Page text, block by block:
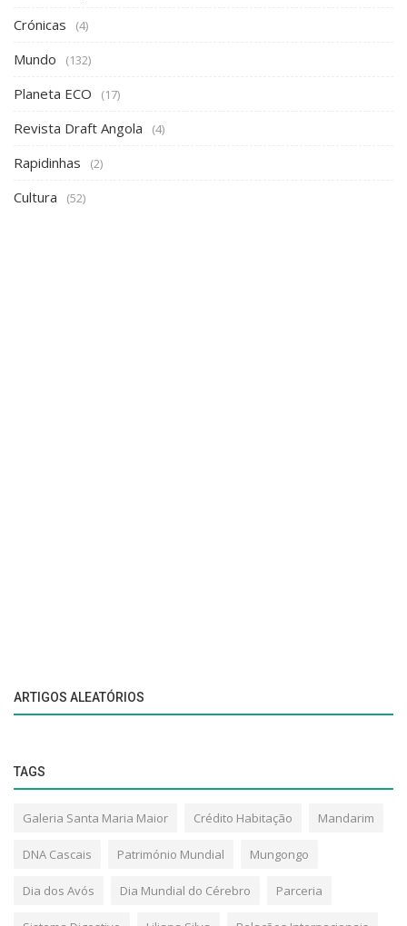
Crónicas (4)
Mundo (132)
Planeta ECO (17)
Revista Draft Angola (4)
Rapidinhas (2)
Cultura (52)
ARTIGOS ALEATÓRIOS
TAGS
Galeria Santa Maria Maior Crédito Habitação Mandarim
DNA Cascais Património Mundial Mungongo
Dia dos Avós Dia Mundial do Cérebro Parceria